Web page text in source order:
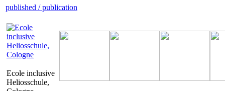
published / publication
Ecole inclusive
Heliosschule,